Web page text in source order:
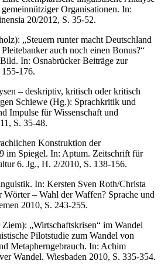
Organisationen. In:
20/2012, S. 35-52.
„Steuern runter macht Deutschland
auch noch einen Bonus?“
In: Osnabrücker Beiträge zur
176.
– deskriptiv, kritisch oder kritisch
Schiewe (Hg.): Sprachkritik und
Impulse für Wissenschaft und
S. 35-48.
Konstruktion der
im Spiegel. In: Aptum. Zeitschrift für
6. Jg., H. 2/2010, S. 138-156.
In: Kersten Sven Roth/Christa
– Wahl der Waffen? Sprache und
2010, S. 243-255.
„Wirtschaftskrisen“ im Wandel
Pilotstudie zum Wandel von
Metapherngebrauch. In: Achim
Wandel. Wiesbaden 2010, S. 335-354.